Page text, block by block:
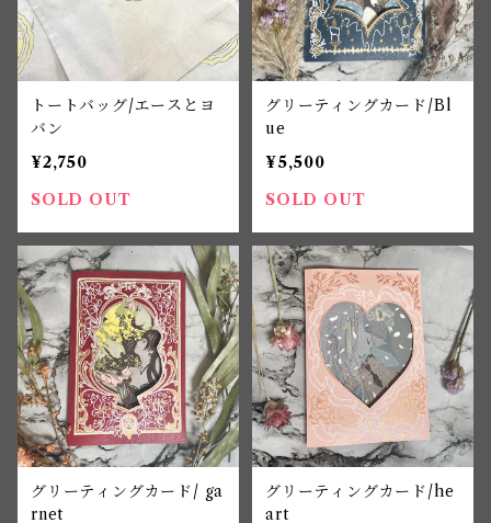
トートバッグ/エースとヨ
バン
¥2,750
SOLD OUT
グリーティングカード/Bl
ue
¥5,500
SOLD OUT
グリーティングカード/ ga
rnet
グリーティングカード/he
art